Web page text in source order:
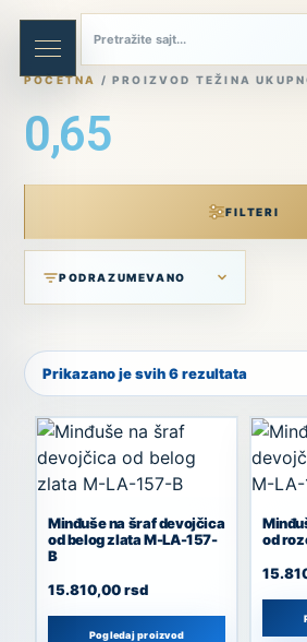
POČETNA / PROIZVOD TEŽINA
0,65
FILTERI
Prikazano je svih 6 rezultata
Minđuše na šraf devojčica
od belog zlata M-LA-157-
B
15.810,00rsd
Pogledaj proizvod
od